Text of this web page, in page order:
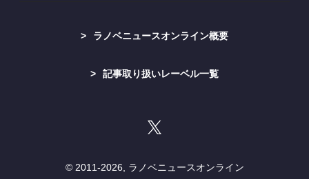
ラノベニュースオンライン概要
記事取り扱いレーベル一覧
© 2011-2026, ラノベニュースオンライン